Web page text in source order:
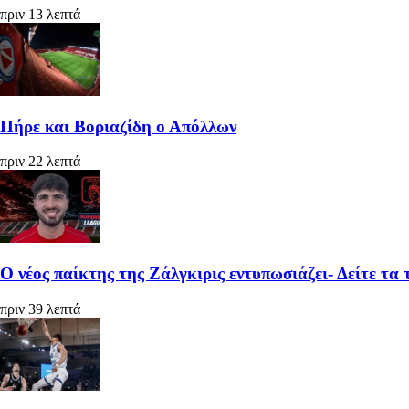
πριν 13 λεπτά
Πήρε και Βοριαζίδη ο Απόλλων
πριν 22 λεπτά
Ο νέος παίκτης της Ζάλγκιρις εντυπωσιάζει- Δείτε
πριν 39 λεπτά